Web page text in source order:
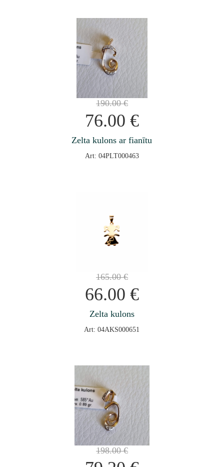
190.00€
76.00 €
Zelta kulons ar fianītu
Art: 04PLT000463
165.00€
66.00 €
Zelta kulons
Art: 04AKS000651
198.00€